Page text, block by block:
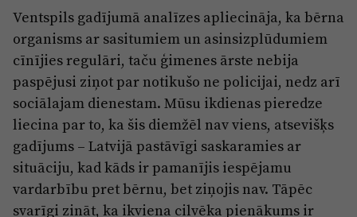
Jūrmala
Par laikrakstu
Privātuma politika
Ētikas kodekss
Lietošanas noteikumi
Pārredzamības paziņojumi
Sludinājumi
Ventspils gadījumā analīzes apliecināja, ka bērna
organisms ar sasitumiem un asinsizplūdumiem
cīnījies regulāri, taču ģimenes ārste nebija
paspējusi ziņot par notikušo ne policijai, nedz arī
sociālajam dienestam. Mūsu ikdienas pieredze
liecina par to, ka šis diemžēl nav viens, atsevišķs
gadījums – Latvijā pastāvīgi saskaramies ar
situāciju, kad kāds ir pamanījis iespējamu
vardarbību pret bērnu, bet ziņojis nav. Tāpēc
svarīgi zināt, ka ikviena cilvēka pienākums ir